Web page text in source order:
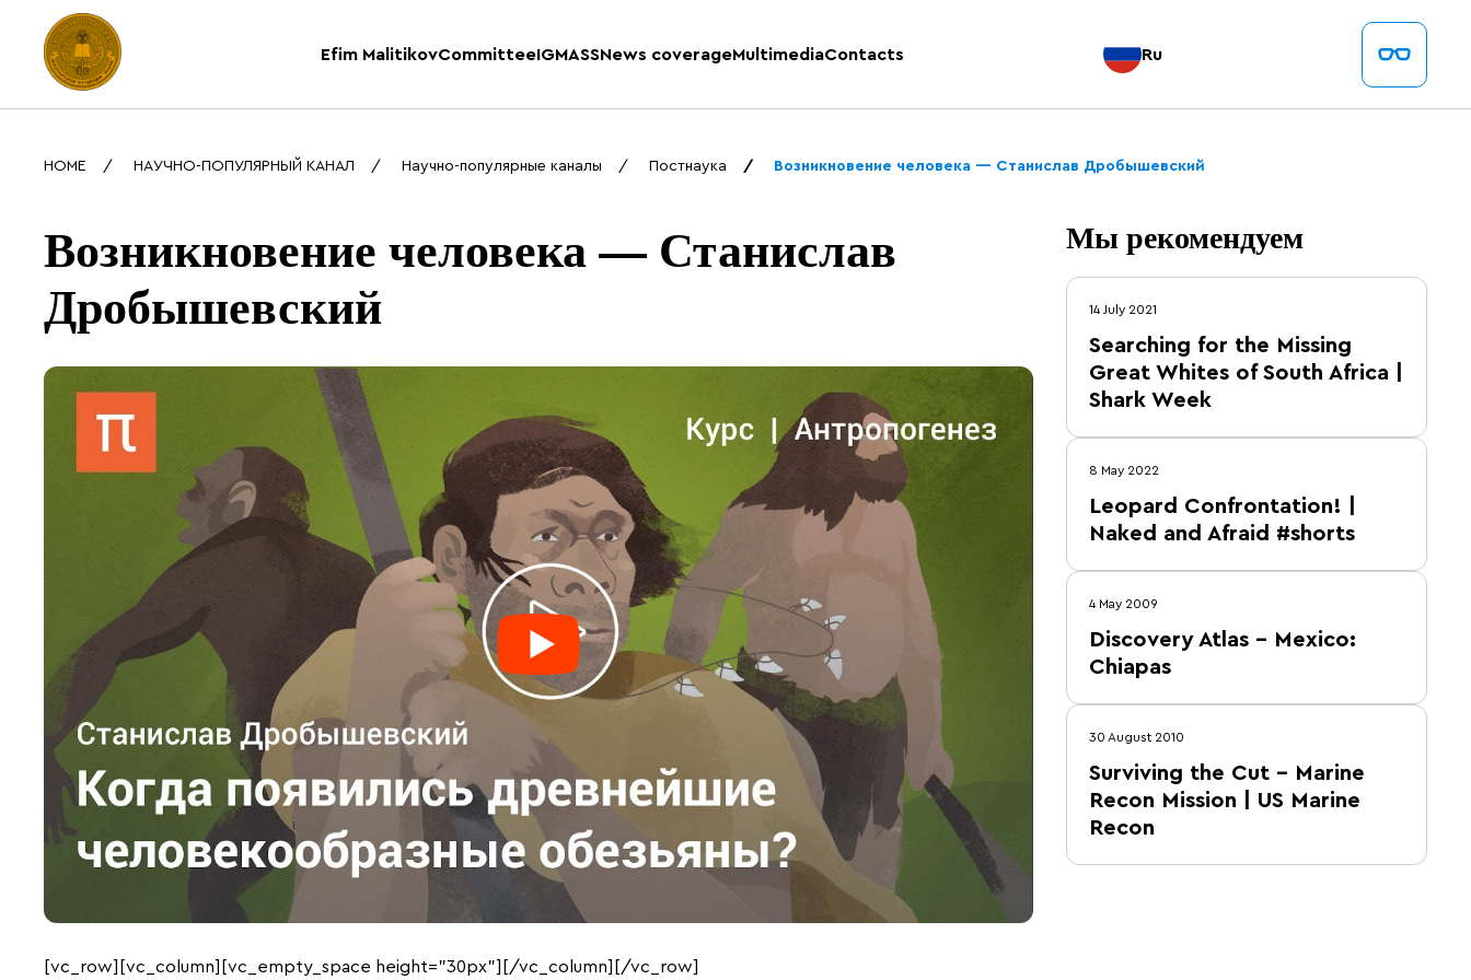
Efim MalitikovCommitteeIGMASSNews coverageMultimediaContacts Ru
HOME НАУЧНО-ПОПУЛЯРНЫЙ КАНАЛ Научно-популярные каналы Постнаука Возникновение человека — Станислав Дробышевский
Возникновение человека — Станислав
Дробышевский
[vc_row][vc_column][vc_empty_space height=”30px”][/vc_column][/vc_row]
Мы рекомендуем
14 July 2021
Searching for the Missing
Great Whites of South Africa |
Shark Week
8 May 2022
Leopard Confrontation! |
Naked and Afraid #shorts
4 May 2009
Discovery Atlas – Mexico:
Chiapas
30 August 2010
Surviving the Cut – Marine
Recon Mission | US Marine
Recon